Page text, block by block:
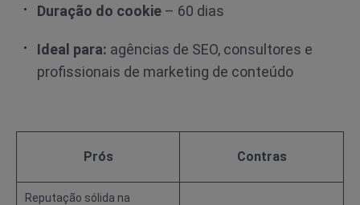
Duração do cookie – 60 dias
Ideal para: agências de SEO, consultores e
profissionais de marketing de conteúdo
Prós Contras
Reputação sólida na